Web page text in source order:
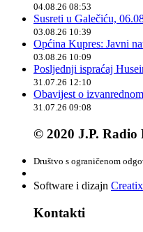
04.08.26 08:53
Susreti u Galečiću,
03.08.26 10:39
Općina Kupres: Javni
03.08.26 10:09
Posljednji ispraćaj
31.07.26 12:10
Obavijest o
31.07.26 09:08
© 2020 J.P. Radio
Društvo s ograničenom
Software i dizajn
Kontakti